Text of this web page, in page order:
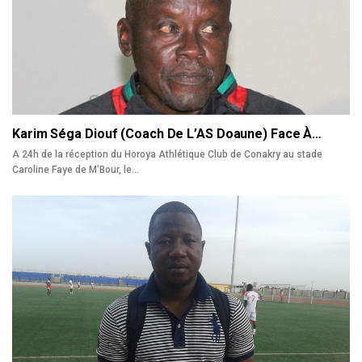
Karim Séga Diouf (Coach De L’AS Doaune) Face À…
A 24h de la réception du Horoya Athlétique Club de Conakry au stade
Caroline Faye de M’Bour, le…